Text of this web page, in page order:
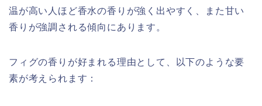
温が高い人ほど香水の香りが強く出やすく、また甘い
香りが強調される傾向にあります。
フィグの香りが好まれる理由として、以下のような要
素が考えられます：